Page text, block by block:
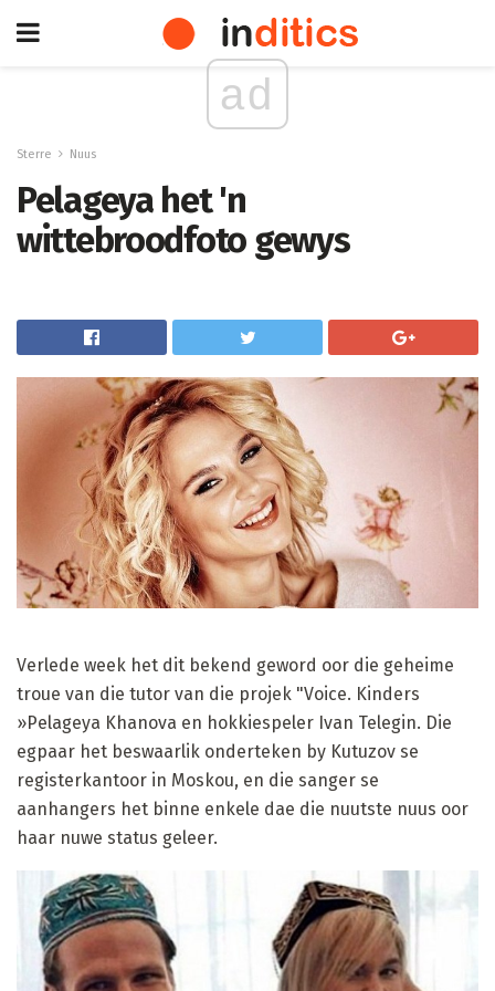
ad
Sterre Nuus
Pelageya het 'n
wittebroodfoto gewys
Verlede week het dit bekend geword oor die geheime
troue van die tutor van die projek "Voice. Kinders
»Pelageya Khanova en hokkiespeler Ivan Telegin. Die
egpaar het beswaarlik onderteken by Kutuzov se
registerkantoor in Moskou, en die sanger se
aanhangers het binne enkele dae die nuutste nuus oor
haar nuwe status geleer.